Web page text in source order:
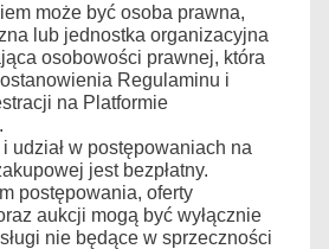
może być osoba prawna,
lub jednostka organizacyjna
osobowości prawnej, która
Regulaminu i
na Platformie
udział w postępowaniach na
jest bezpłatny.
postępowania, oferty
aukcji mogą być wyłącznie
nie będące w sprzeczności